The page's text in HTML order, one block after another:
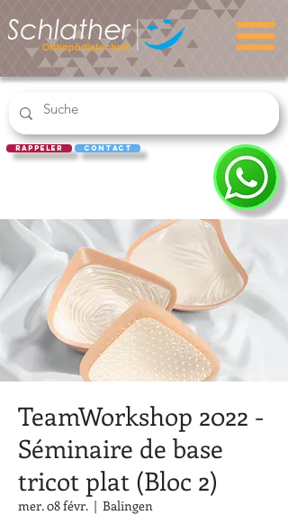
rappeler Contact
TeamWorkshop 2022 -
Séminaire de base
tricot plat (Bloc 2)
mer. 08 févr.
  |
Balingen